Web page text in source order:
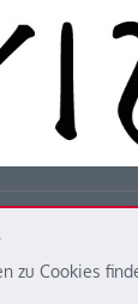
zu Cookies
Leichtathletik